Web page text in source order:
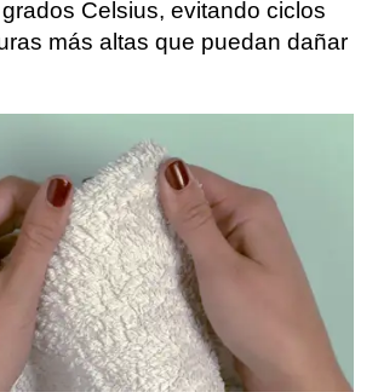
Celsius, evitando ciclos
más altas que puedan dañar